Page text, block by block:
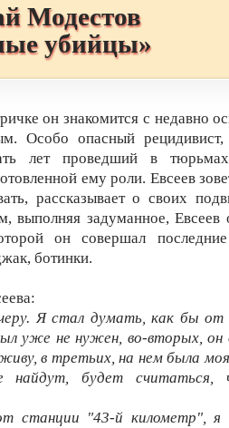
Модестов
убийцы»
он знакомится с недавно
Особо опасный
лет проведший в
ему роли. Евсеев
рассказывает о своих
выполняя задуманное, Евсеев
он совершал
ботинки.
Я стал думать, как бы от
уже не нужен, во-вторых, он
в третьих, на нем была
найдут, будет
станции "43-й километр", я